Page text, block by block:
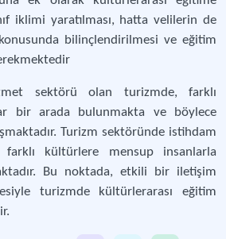
iklimi yaratılması, hatta velilerin de
bilinçlendirilmesi ve eğitim
sektörü olan turizmde, farklı
bir arada bulunmakta ve böylece
Turizm sektöründe istihdam
kültürlere mensup insanlarla
Bu noktada, etkili bir iletişim
turizmde kültürlerarası eğitim